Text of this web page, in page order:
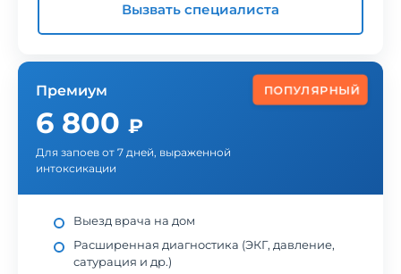
Вызвать специалиста
ПОПУЛЯРНЫЙ
Премиум
6 800 ₽
Для запоев от 7 дней, выраженной
интоксикации
Выезд врача на дом
Расширенная диагностика (ЭКГ, давление,
сатурация и др.)